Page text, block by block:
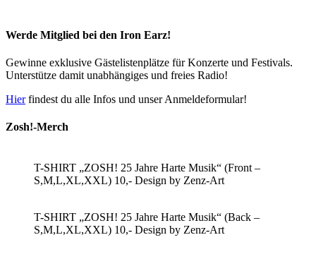
Werde Mitglied bei den Iron Earz!
Gewinne exklusive Gästelistenplätze für Konzerte und Festivals.
Unterstütze damit unabhängiges und freies Radio!
Hierfindest du alle Infos und unser Anmeldeformular!
Zosh!-Merch
T-SHIRT „ZOSH! 25 Jahre Harte Musik“ (Front –
S,M,L,XL,XXL) 10,- Design by Zenz-Art
T-SHIRT „ZOSH! 25 Jahre Harte Musik“ (Back –
S,M,L,XL,XXL) 10,- Design by Zenz-Art